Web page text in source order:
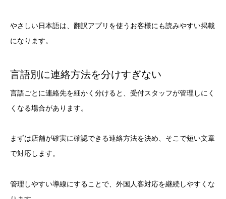
やさしい日本語は、翻訳アプリを使うお客様にも読みやすい掲載
になります。
言語別に連絡方法を分けすぎない
言語ごとに連絡先を細かく分けると、受付スタッフが管理しにく
くなる場合があります。
まずは店舗が確実に確認できる連絡方法を決め、そこで短い文章
で対応します。
管理しやすい導線にすることで、外国人客対応を継続しやすくな